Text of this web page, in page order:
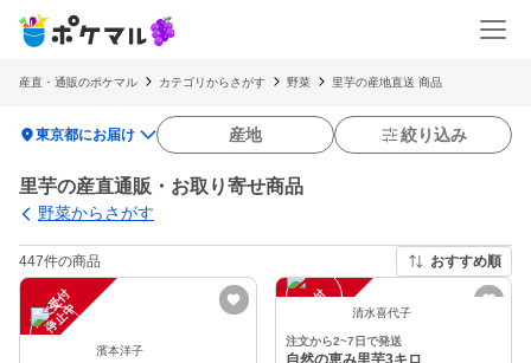
産直・通販のポケマル カテゴリからさがす 野菜 里芋の産地直送 商品
location_on東京都にお届け 産地 絞り込み
里芋の産直通販・お取り寄せ商品
野菜からさがす
447件の商品 おすすめ順
注
文
受
付
停
止
中
濱本洋子
注
文
受
付
停
止 清水喜代子
注文から2~7日で発送
自然の恵み里芋3キロ